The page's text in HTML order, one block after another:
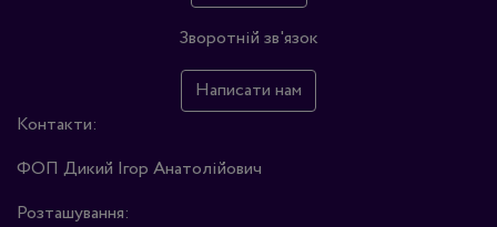
Зворотній зв'язок
Написати нам
Контакти:
ФОП Дикий Ігор Анатолійович
Розташування: